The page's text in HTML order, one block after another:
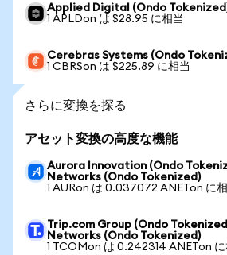
Applied Digital (Ondo Tokenized)
1 APLDon は $28.95 に相当
Cerebras Systems (Ondo
1 CBRSon は $225.89 に相当
さらに変換を探る
アセット変換の高度な機能
Aurora Innovation (Ondo
Networks (Ondo Tokenized)
1 AURon は 0.037072 ANETon に
Trip.com Group (Ondo
Networks (Ondo Tokenized)
1 TCOMon は 0.242314 ANETon に